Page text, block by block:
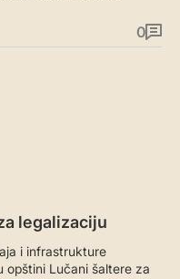
0
legalizaciju
i infrastrukture
opštini Lučani šaltere za